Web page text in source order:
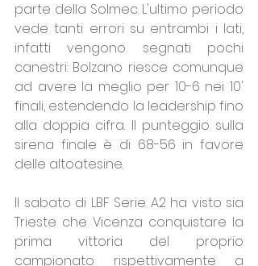
parte della Solmec. L'ultimo periodo
vede tanti errori su entrambi i lati,
infatti vengono segnati pochi
canestri: Bolzano riesce comunque
ad avere la meglio per 10-6 nei 10'
finali, estendendo la leadership fino
alla doppia cifra. Il punteggio sulla
sirena finale è di 68-56 in favore
delle altoatesine.
Il sabato di LBF Serie A2 ha visto sia
Trieste che Vicenza conquistare la
prima vittoria del proprio
campionato rispettivamente a